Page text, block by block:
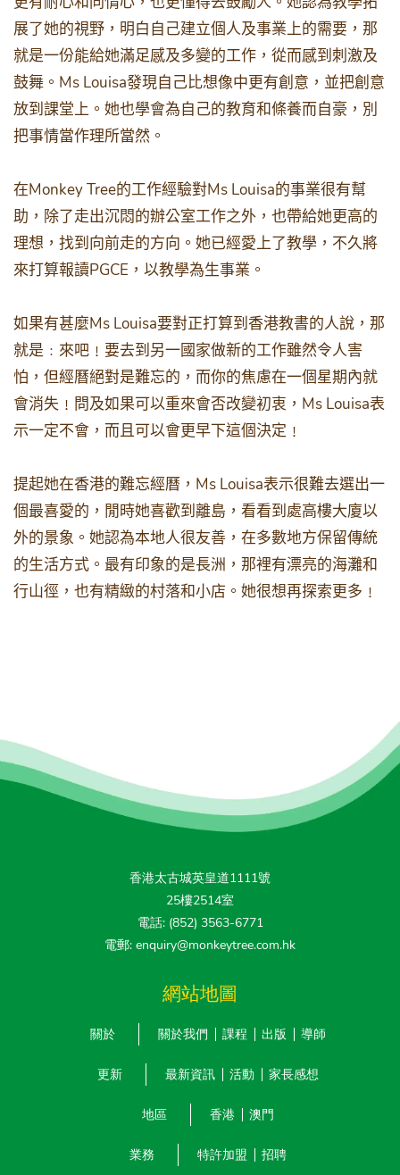
展了她的視野，明白自己建立個人及事業上的需要，那
就是一份能給她滿足感及多變的工作，從而感到刺激及
鼓舞。 Ms Louisa發現自己比想像中更有創意，並把創意
放到課堂上。她也學會為自己的教育和條養而自豪，別
把事情當作理所當然。
在Monkey Tree的工作經驗對Ms Louisa的事業很有幫
助，除了走出沉悶的辦公室工作之外，也帶給她更高的
理想，找到向前走的方向。她已經愛上了教學，不久將
來打算報讀PGCE ，以教學為生事業。
如果有甚麼Ms Louisa要對正打算到香港教書的人說，那
就是﹕來吧﹗要去到另一國家做新的工作雖然令人害
怕，但經曆絕對是難忘的，而你的焦慮在一個星期內就
會消失﹗問及如果可以重來會否改變初衷， Ms Louisa表
示一定不會，而且可以會更早下這個決定﹗
提起她在香港的難忘經曆， Ms Louisa表示很難去選出一
個最喜愛的，閒時她喜歡到離島，看看到處高樓大廈以
外的景象。她認為本地人很友善，在多數地方保留傳統
的生活方式。最有印象的是長洲，那裡有漂亮的海灘和
行山徑，也有精緻的村落和小店。她很想再探索更多﹗
香港太古城英皇道1111號
25樓2514室
電話: (852) 3563-6771
電郵: enquiry@monkeytree.com.hk
網站地圖
關於 關於我們 課程 出版 導師
更新 最新資訊 活動 家長感想
地區 香港 澳門
業務 特許加盟 招聘